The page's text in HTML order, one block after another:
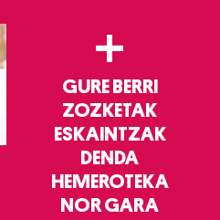
+
GURE BERRI
ZOZKETAK
ESKAINTZAK
DENDA
HEMEROTEKA
NOR GARA